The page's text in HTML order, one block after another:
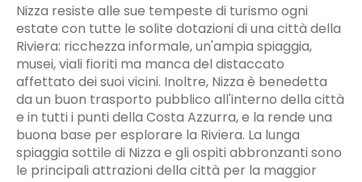
Nizza resiste alle sue tempeste di turismo ogni
estate con tutte le solite dotazioni di una città della
Riviera: ricchezza informale, un'ampia spiaggia,
musei, viali fioriti ma manca del distaccato
affettato dei suoi vicini. Inoltre, Nizza è benedetta
da un buon trasporto pubblico all'interno della città
e in tutti i punti della Costa Azzurra, e la rende una
buona base per esplorare la Riviera. La lunga
spiaggia sottile di Nizza e gli ospiti abbronzanti sono
le principali attrazioni della città per la maggior